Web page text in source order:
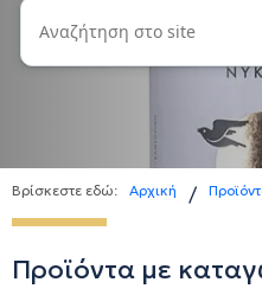
Βρίσκεστε εδώ: Αρχική /
Προϊόντα με